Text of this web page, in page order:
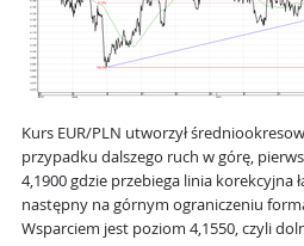
Kurs EUR/PLN utworzył
przypadku dalszego ruch w górę,
4,1900 gdzie przebiega linia korekcyjna
następny na górnym ograniczeniu
Wsparciem jest poziom 4,1550, czyli